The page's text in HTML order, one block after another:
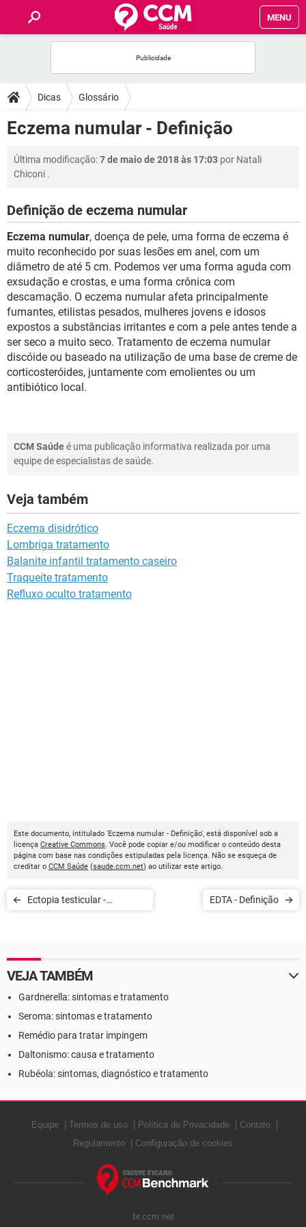
MENU
FÓRUM
SAÚDE
FAMÍLIA
SEXUALIDADE
GLOSSÁRIO
Dicas Glossário
Eczema numular - Definição
Última modificação:7 de maio de 2018 às 17:03 por Natali
Chiconi .
Definição de eczema numular
Eczema numular, doença de pele, uma forma de eczema é
muito reconhecido por suas lesões em anel, com um
diâmetro de até 5 cm. Podemos ver uma forma aguda com
exsudação e crostas, e uma forma crônica com
descamação. O eczema numular afeta principalmente
fumantes, etilistas pesados, mulheres jovens e idosos
expostos a substâncias irritantes e com a pele antes tende a
ser seco a muito seco. Tratamento de eczema numular
discóide ou baseado na utilização de uma base de creme de
corticosteróides, juntamente com emolientes ou um
antibiótico local.
CCM Saúdeé uma publicação informativa realizada por uma
equipe de especialistas de saúde.
Veja também
Eczema disidrótico
Lombriga tratamento
Balanite infantil tratamento caseiro
Traqueíte tratamento
Refluxo oculto tratamento
Este documento, intitulado 'Eczema numular - Definição', está disponível sob a
licença Creative Commons. Você pode copiar e/ou modificar o conteúdo desta
página com base nas condições estipuladas pela licença. Não se esqueça de
creditar o CCM Saúde (saude.ccm.net) ao utilizar este artigo.
Ectopia testicular -
EDTA - Definição
VEJA TAMBÉM
Gardnerella: sintomas e tratamento
Seroma: sintomas e tratamento
Remédio para tratar impingem
Daltonismo: causa e tratamento
Rubéola: sintomas, diagnóstico e tratamento
Equipe Termos de uso Política de Privacidade
Contato
Regulamento
Configuração de cookies
br.ccm.net